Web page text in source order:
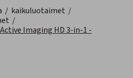
/ kaikuluotaimet /
/
Imaging HD 3-in-1 -